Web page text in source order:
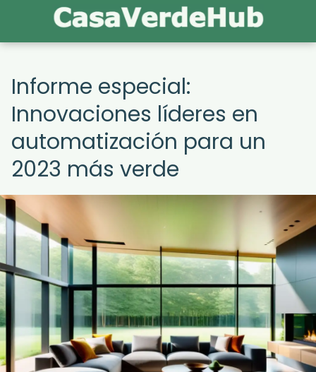
Informe especial:
Innovaciones líderes en
automatización para un
2023 más verde